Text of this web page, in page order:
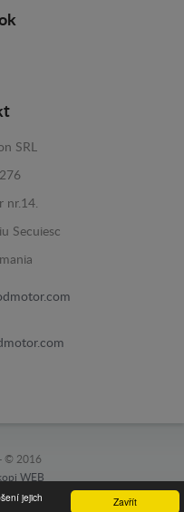
Zavřít
jejich
SRL
nr.14.
Secuiesc
© 2016
WEB